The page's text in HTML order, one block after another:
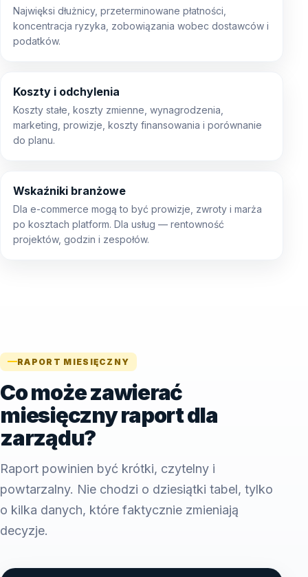
Najwięksi dłużnicy, przeterminowane płatności,
koncentracja ryzyka, zobowiązania wobec dostawców i
podatków.
Koszty i odchylenia
Koszty stałe, koszty zmienne, wynagrodzenia,
marketing, prowizje, koszty finansowania i porównanie
do planu.
Wskaźniki branżowe
Dla e-commerce mogą to być prowizje, zwroty i marża
po kosztach platform. Dla usług — rentowność
projektów, godzin i zespołów.
RAPORT MIESIĘCZNY
Co może zawierać
miesięczny raport dla
zarządu?
Raport powinien być krótki, czytelny i
powtarzalny. Nie chodzi o dziesiątki tabel, tylko
o kilka danych, które faktycznie zmieniają
decyzje.